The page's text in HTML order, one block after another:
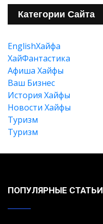
Категории Сайта
EnglishХайфа
XайФантастика
Афиша Хайфы
Ваш Бизнес
История Хайфы
Новости Хайфы
Туризм
Туризм
ПОПУЛЯРНЫЕ СТАТЬИ